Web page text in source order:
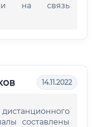
на связь
14.11.2022
составлены